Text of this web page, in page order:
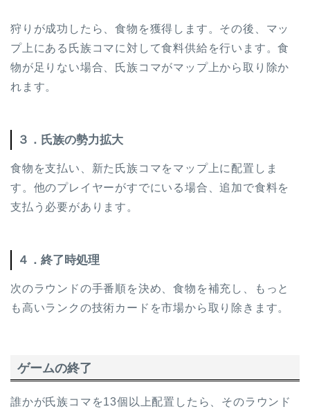
狩りが成功したら、食物を獲得します。その後、マッ
プ上にある氏族コマに対して食料供給を行います。食
物が足りない場合、氏族コマがマップ上から取り除か
れます。
３．氏族の勢力拡大
食物を支払い、新た氏族コマをマップ上に配置しま
す。他のプレイヤーがすでにいる場合、追加で食料を
支払う必要があります。
４．終了時処理
次のラウンドの手番順を決め、食物を補充し、もっと
も高いランクの技術カードを市場から取り除きます。
ゲームの終了
誰かが氏族コマを13個以上配置したら、そのラウンド